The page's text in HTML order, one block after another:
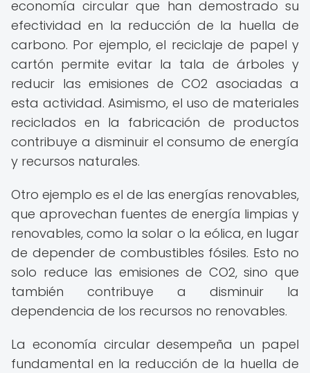
economía circular que han demostrado su
efectividad en la reducción de la huella de
carbono. Por ejemplo, el reciclaje de papel y
cartón permite evitar la tala de árboles y
reducir las emisiones de CO2 asociadas a
esta actividad. Asimismo, el uso de materiales
reciclados en la fabricación de productos
contribuye a disminuir el consumo de energía
y recursos naturales.
Otro ejemplo es el de las energías renovables,
que aprovechan fuentes de energía limpias y
renovables, como la solar o la eólica, en lugar
de depender de combustibles fósiles. Esto no
solo reduce las emisiones de CO2, sino que
también contribuye a disminuir la
dependencia de los recursos no renovables.
La economía circular desempeña un papel
fundamental en la reducción de la huella de